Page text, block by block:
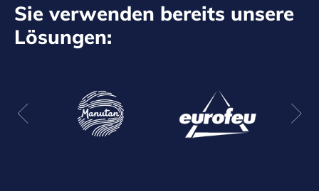
Sie verwenden bereits unsere
Lösungen: